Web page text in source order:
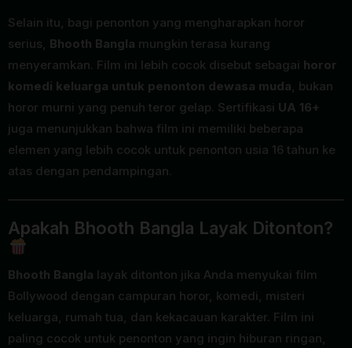
Selain itu, bagi penonton yang mengharapkan horor
serius, Bhooth Bangla mungkin terasa kurang
menyeramkan. Film ini lebih cocok disebut sebagai horor
komedi keluarga untuk penonton dewasa muda, bukan
horor murni yang penuh teror gelap. Sertifikasi UA 16+
juga menunjukkan bahwa film ini memiliki beberapa
elemen yang lebih cocok untuk penonton usia 16 tahun ke
atas dengan pendampingan.
Apakah Bhooth Bangla Layak Ditonton?
Bhooth Bangla layak ditonton jika Anda menyukai film
Bollywood dengan campuran horor, komedi, misteri
keluarga, rumah tua, dan kekacauan karakter. Film ini
paling cocok untuk penonton yang ingin hiburan ringan,